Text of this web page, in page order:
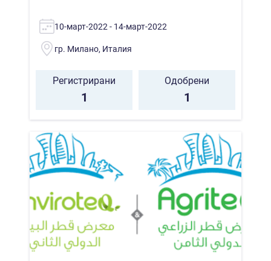
10-март-2022 - 14-март-2022
гр. Милано, Италия
Регистрирани
1
Одобрени
1